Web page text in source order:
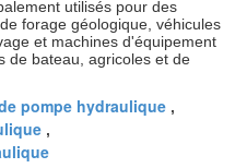
utilisés pour des
forage géologique, véhicules
et machines d'équipement
de bateau, agricoles et de
pompe hydraulique ,
,